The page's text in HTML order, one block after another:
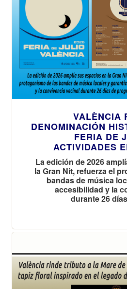
VALÈNCIA
DENOMINACIÓN
FERIA DE
ACTIVIDADES
La edición de 2026
la Gran Nit, refuerza el
bandas de música
accesibilidad y la
durante 26